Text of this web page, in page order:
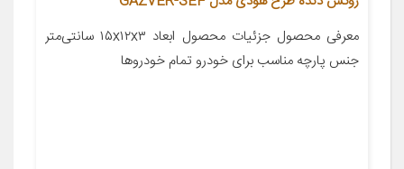
معرفی محصول جزئیات محصول ابعاد ۱۵x۱۲x۳ سانتی‌متر
جنس پارچه مناسب برای خودرو تمام خودروها